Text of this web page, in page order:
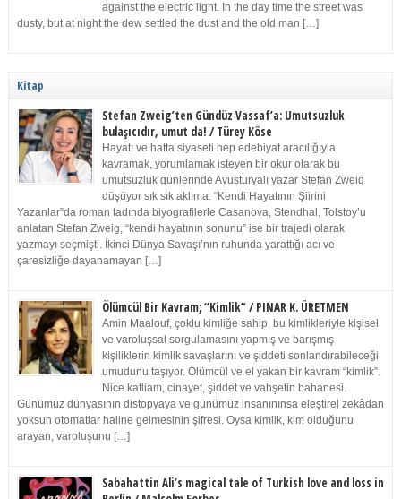
against the electric light. In the day time the street was
dusty, but at night the dew settled the dust and the old man […]
Kitap
Stefan Zweig’ten Gündüz Vassaf’a: Umutsuzluk
bulaşıcıdır, umut da! / Türey Köse
Hayatı ve hatta siyaseti hep edebiyat aracılığıyla
kavramak, yorumlamak isteyen bir okur olarak bu
umutsuzluk günlerinde Avusturyalı yazar Stefan Zweig
düşüyor sık sık aklıma. “Kendi Hayatının Şiirini
Yazanlar”da roman tadında biyografilerle Casanova, Stendhal, Tolstoy’u
anlatan Stefan Zweig, “kendi hayatının sonunu” ise bir trajedi olarak
yazmayı seçmişti. İkinci Dünya Savaşı’nın ruhunda yarattığı acı ve
çaresizliğe dayanamayan […]
Ölümcül Bir Kavram; “Kimlik” / PINAR K. ÜRETMEN
Amin Maalouf, çoklu kimliğe sahip, bu kimlikleriyle kişisel
ve varoluşsal sorgulamasını yapmış ve barışmış
kişiliklerin kimlik savaşlarını ve şiddeti sonlandırabileceği
umudunu taşıyor. Ölümcül ve el yakan bir kavram “kimlik”.
Nice katliam, cinayet, şiddet ve vahşetin bahanesi.
Günümüz dünyasının distopyaya ve günümüz insanınınsa eleştirel zekâdan
yoksun otomatlar haline gelmesinin şifresi. Oysa kimlik, kim olduğunu
arayan, varoluşunu […]
Sabahattin Ali’s magical tale of Turkish love and loss in